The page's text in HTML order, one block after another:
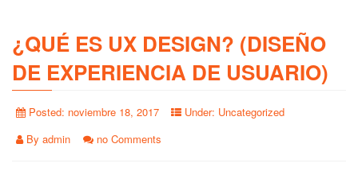
¿QUÉ ES UX DESIGN? (DISEÑO
DE EXPERIENCIA DE USUARIO)
Posted: noviembre 18, 2017 Under: Uncategorized
By admin no Comments